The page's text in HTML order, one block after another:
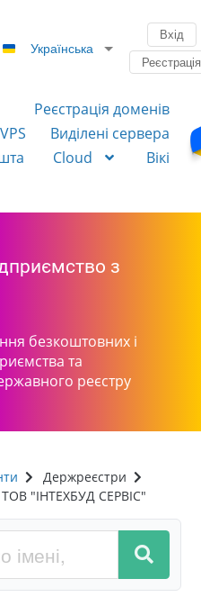
Українська
Вхід
Реєстрація
Реєстрація доменів
VPS
Виділені сервера
Cloud
Вікі
з
безкоштовних і
та
реєстру
Держреєстри
ТОВ "ІНТЕХБУД СЕРВІС"